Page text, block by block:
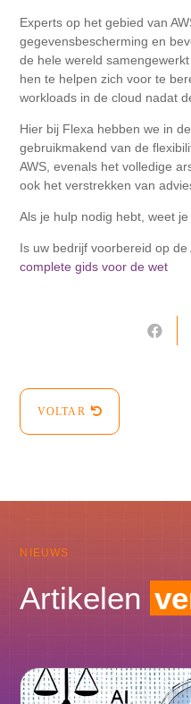
Experts op het gebied van
gegevensbescherming en
de hele wereld
hen te helpen zich voor te
workloads in de cloud nadat
Hier bij Flexa hebben we in
gebruikmakend van de
AWS, evenals het volledige
ook het verstrekken van
Als je hulp nodig hebt, weet je
Is uw bedrijf voorbereid op de
complete gids voor de wet
VOLTAR
NIEUWS
Artikelen